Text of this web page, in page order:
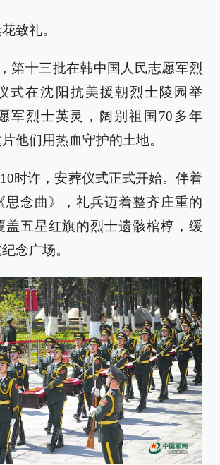
致礼。
第十三批在韩中国人民志愿军烈
式在沈阳抗美援朝烈士陵园举
军烈士英灵，阔别祖国70多年
他们用热血守护的土地。
时许，安葬仪式正式开始。伴着
思念曲》，礼兵迈着整齐庄重的
盖五星红旗的烈士遗骸棺椁，缓
念广场。